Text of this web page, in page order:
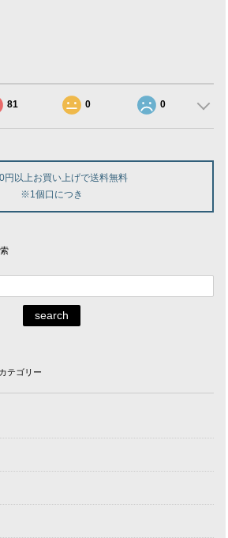
81 0 0
円以上お買い上げで送料無料
※1個口につき
search
カテゴリー